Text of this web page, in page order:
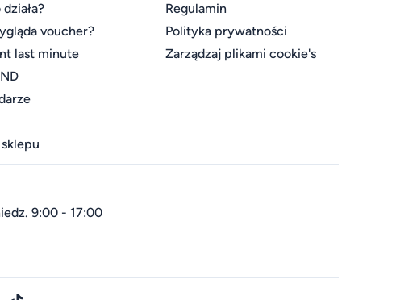
voucher?
last minute
Regulamin
Polityka prywatności
Zarządzaj plikami cookie's
9:00 - 17:00